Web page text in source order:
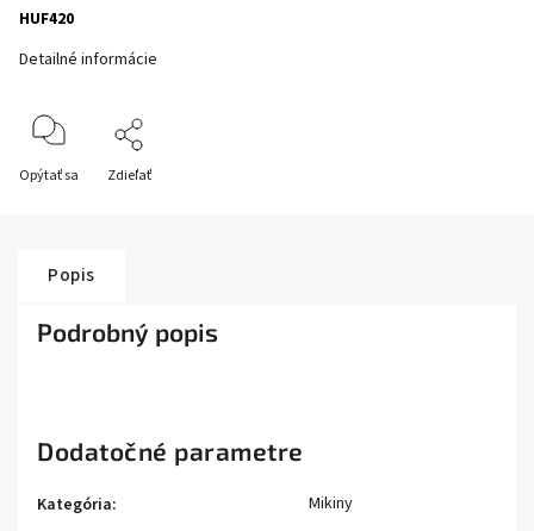
HUF420
Detailné informácie
Opýtať sa Zdieľať
Popis
Podrobný popis
Dodatočné parametre
Kategória:
Mikiny